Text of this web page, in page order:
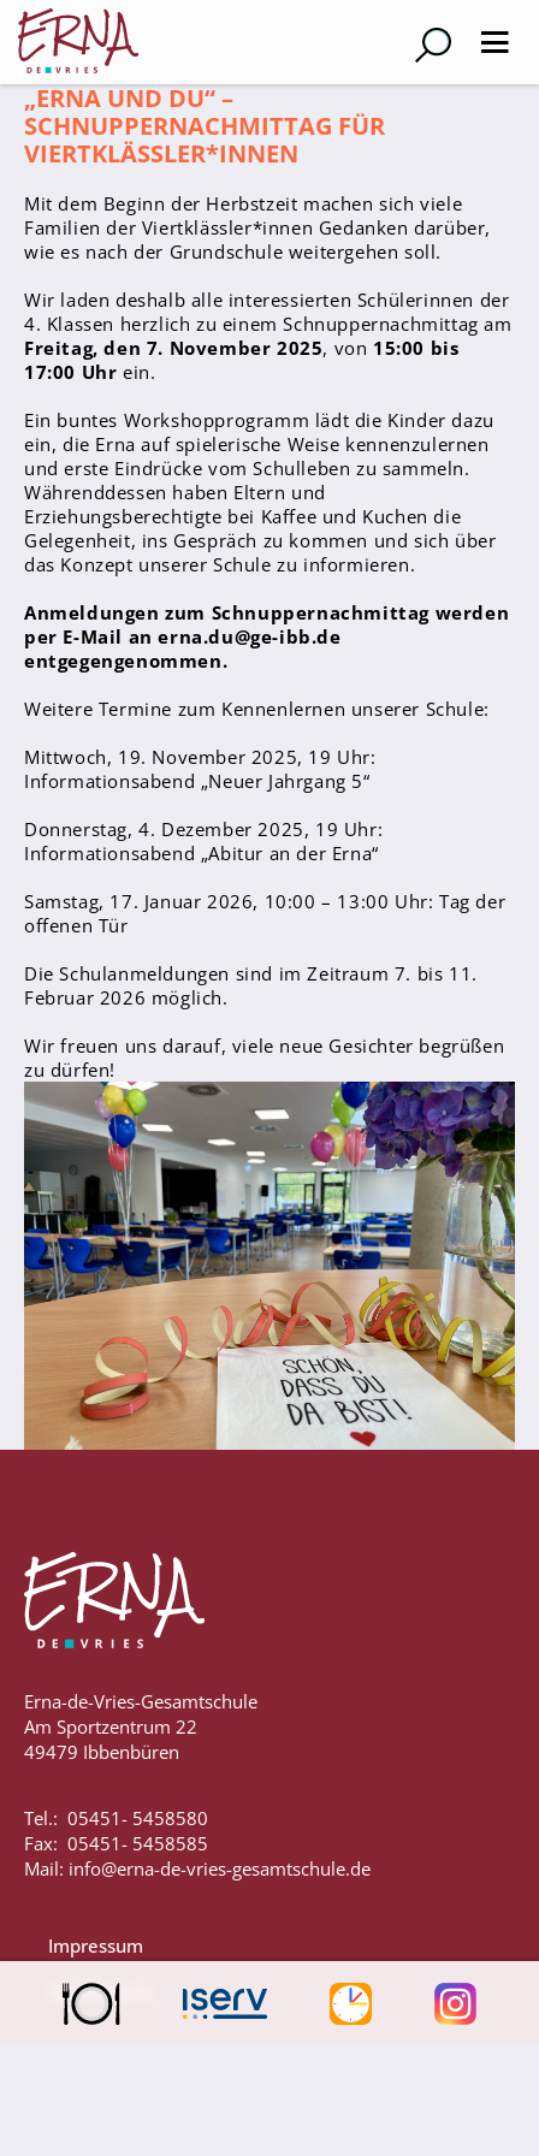
Schulleitung
Kollegium
Schulsozialarbeiter
Referendar*innen
Teams
Schüler*innen
Schüler*innenvertretung
Sporthelfer*innen
Sanitätsdienst
Eltern
Förderverein
Elternvertreter*innen
Mitarbeiter*innen
Sekretär*innen
Hausmeister
Lehrer*innen Ausbildung
Praktika und Praxissemester
Referendariat
Abschlüsse
Fremdsprachen
Englisch
Spanisch
Niederländisch
MINT
Naturwissenschaften
Informatik
Fächer
Berufsorientierung
Anprechpartner
Jahrgängen 7 - 10
Berufsberatung
Bilingualer Unterricht
Laufbahn und Abschlüsse
Suche
„ERNA UND DU“ –
SCHNUPPERNACHMITTAG FÜR
VIERTKLÄSSLER*INNEN
Mit dem Beginn der Herbstzeit machen sich viele
Familien der Viertklässler*innen Gedanken darüber,
wie es nach der Grundschule weitergehen soll.
Wir laden deshalb alle interessierten Schülerinnen der
4. Klassen herzlich zu einem Schnuppernachmittag am
Freitag, den 7. November 2025, von 15:00 bis
17:00 Uhr ein.
Ein buntes Workshopprogramm lädt die Kinder dazu
ein, die Erna auf spielerische Weise kennenzulernen
und erste Eindrücke vom Schulleben zu sammeln.
Währenddessen haben Eltern und
Erziehungsberechtigte bei Kaffee und Kuchen die
Gelegenheit, ins Gespräch zu kommen und sich über
das Konzept unserer Schule zu informieren.
Anmeldungen zum Schnuppernachmittag werden
per E-Mail an erna.du@ge-ibb.de
entgegengenommen.
Weitere Termine zum Kennenlernen unserer Schule:
Mittwoch, 19. November 2025, 19 Uhr:
Informationsabend „Neuer Jahrgang 5“
Donnerstag, 4. Dezember 2025, 19 Uhr:
Informationsabend „Abitur an der Erna“
Samstag, 17. Januar 2026, 10:00 – 13:00 Uhr: Tag der
offenen Tür
Die Schulanmeldungen sind im Zeitraum 7. bis 11.
Februar 2026 möglich.
Wir freuen uns darauf, viele neue Gesichter begrüßen
zu dürfen!
Erna-de-Vries-Gesamtschule
Am Sportzentrum 22
49479 Ibbenbüren
Tel.: 05451- 5458580
Fax: 05451- 5458585
Mail: info@erna-de-vries-gesamtschule.de
Impressum
Datenschutz